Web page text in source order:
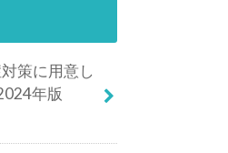
策に用意し
年版